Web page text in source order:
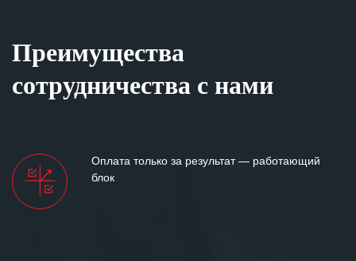
Преимущества
сотрудничества с нами
Оплата только за результат — работающий
блок